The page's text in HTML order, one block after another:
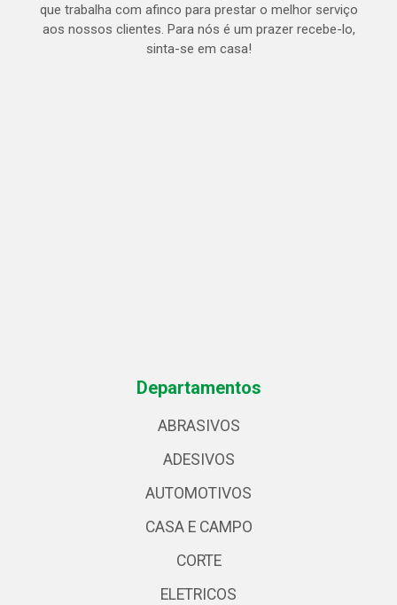
que trabalha com afinco para prestar o melhor serviço
aos nossos clientes. Para nós é um prazer recebe-lo,
sinta-se em casa!
Departamentos
ABRASIVOS
ADESIVOS
AUTOMOTIVOS
CASA E CAMPO
CORTE
ELETRICOS